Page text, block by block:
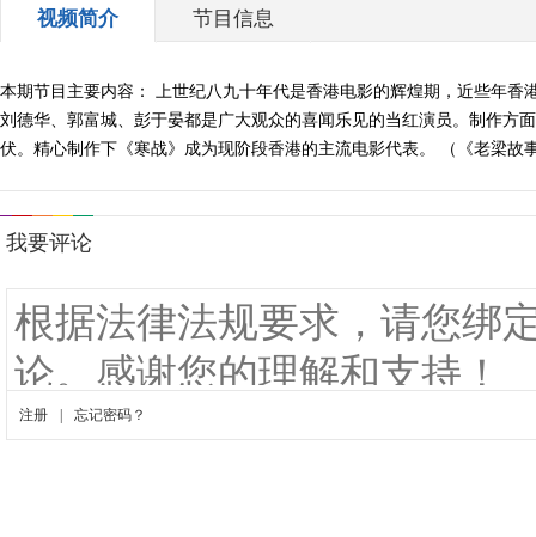
视频简介 节目信息
本期节目主要内容： 上世纪八九十年代是香港电影的辉煌期，近些年
刘德华、郭富城、彭于晏都是广大观众的喜闻乐见的当红演员。制作方
伏。精心制作下《寒战》成为现阶段香港的主流电影代表。 （《老梁故